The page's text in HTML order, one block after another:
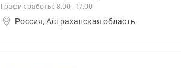
График работы: 8.00 - 17.00
Россия, Астраханская область